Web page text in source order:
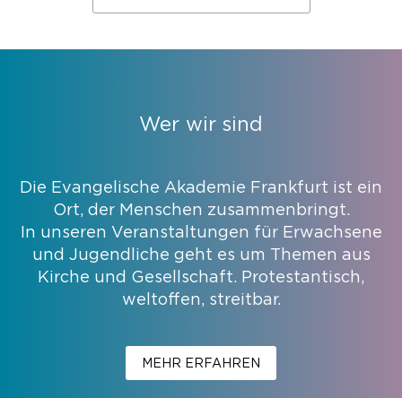
Wer wir sind
Die Evangelische Akademie Frankfurt ist ein
Ort, der Menschen zusammenbringt.
In unseren Veranstaltungen für Erwachsene
und Jugendliche geht es um Themen aus
Kirche und Gesellschaft. Protestantisch,
weltoffen, streitbar.
MEHR ERFAHREN